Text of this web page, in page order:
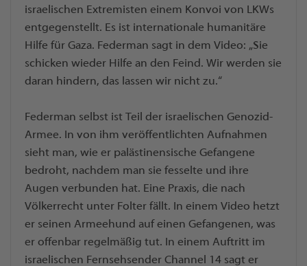
israelischen Extremisten einem Konvoi von LKWs
entgegenstellt. Es ist internationale humanitäre
Hilfe für Gaza. Federman sagt in dem Video: „Sie
schicken wieder Hilfe an den Feind. Wir werden sie
daran hindern, das lassen wir nicht zu.“
Federman selbst ist Teil der israelischen Genozid-
Armee. In von ihm veröffentlichten Aufnahmen
sieht man, wie er palästinensische Gefangene
bedroht, nachdem man sie fesselte und ihre
Augen verbunden hat. Eine Praxis, die nach
Völkerrecht unter Folter fällt. In einem Video hetzt
er seinen Armeehund auf einen Gefangenen, was
er offenbar regelmäßig tut. In einem Auftritt im
israelischen Fernsehsender Channel 14 sagt er